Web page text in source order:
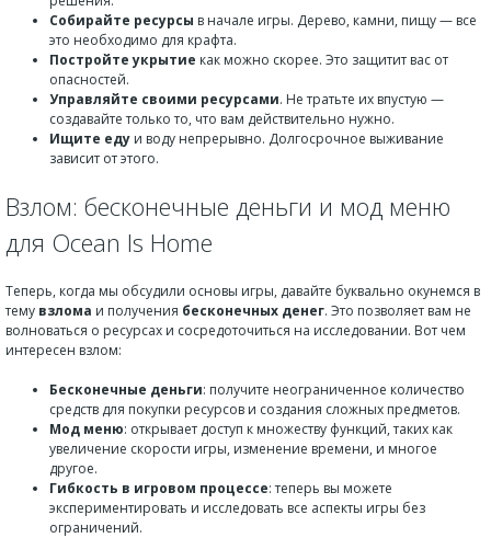
Собирайте ресурсы в начале игры. Дерево, камни, пищу — все
это необходимо для крафта.
Постройте укрытие как можно скорее. Это защитит вас от
опасностей.
Управляйте своими ресурсами. Не тратьте их впустую —
создавайте только то, что вам действительно нужно.
Ищите еду и воду непрерывно. Долгосрочное выживание
зависит от этого.
Взлом: бесконечные деньги и мод меню
для Ocean Is Home
Теперь, когда мы обсудили основы игры, давайте буквально окунемся в
тему взлома и получения бесконечных денег. Это позволяет вам не
волноваться о ресурсах и сосредоточиться на исследовании. Вот чем
интересен взлом:
Бесконечные деньги: получите неограниченное количество
средств для покупки ресурсов и создания сложных предметов.
Мод меню: открывает доступ к множеству функций, таких как
увеличение скорости игры, изменение времени, и многое
другое.
Гибкость в игровом процессе: теперь вы можете
экспериментировать и исследовать все аспекты игры без
ограничений.